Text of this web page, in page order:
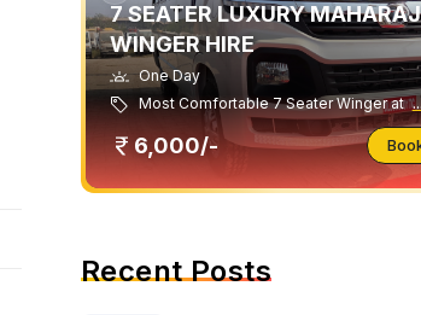
7 SEATER LUXURY
WINGER HIRE
One Day
Most Comfortable 7 Seater Winger at
6,000/-
Recent Posts